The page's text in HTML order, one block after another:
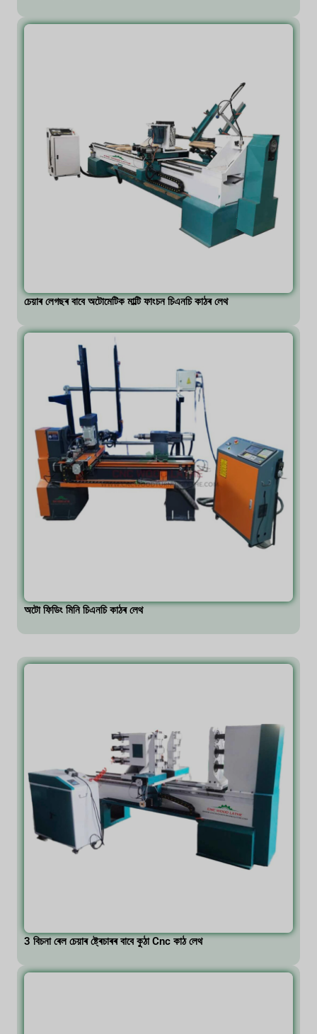
চেয়াৰ লেগছৰ বাবে অটোমেটিক মাল্টি ফাংচন চিএনচি কাঠৰ লেথ
অটো ফিডিং মিনি চিএনচি কাঠৰ লেথ
3 বিচনা ৰেল চেয়াৰ ষ্ট্ৰেচাৰৰ বাবে কুঠা Cnc কাঠ লেথ